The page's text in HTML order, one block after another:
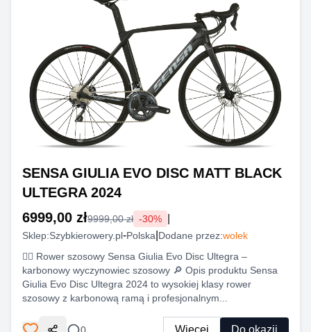
SENSA GIULIA EVO DISC MATT BLACK
ULTEGRA 2024
6999,00 zł9999,00 zł -30%
Sklep:Szybkierowery.pl-Polska Dodane przez:wolek
🚴‍♂️ Rower szosowy Sensa Giulia Evo Disc Ultegra –
karbonowy wyczynowiec szosowy 🔎 Opis produktu Sensa
Giulia Evo Disc Ultegra 2024 to wysokiej klasy rower
szosowy z karbonową ramą i profesjonalnym...